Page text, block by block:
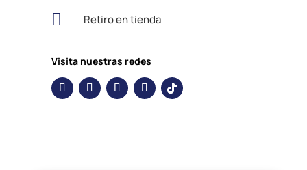
 Retiro en tienda
Visita nuestras redes